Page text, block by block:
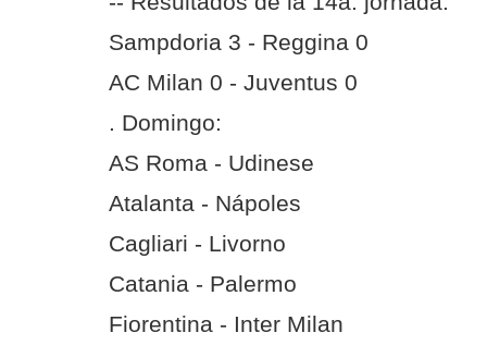
Sampdoria 3 - Reggina 0
AC Milan 0 - Juventus 0
. Domingo:
AS Roma - Udinese
Atalanta - Nápoles
Cagliari - Livorno
Catania - Palermo
Fiorentina - Inter Milan